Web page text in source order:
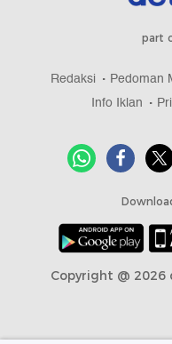
part
Redaksi Pedoman
Info Iklan
Copyright @